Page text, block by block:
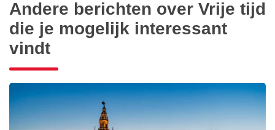
Andere berichten over Vrije tijd
die je mogelijk interessant
vindt